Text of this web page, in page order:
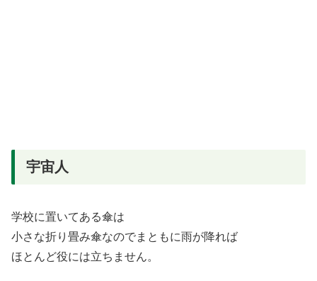
宇宙人
学校に置いてある傘は
小さな折り畳み傘なのでまともに雨が降れば
ほとんど役には立ちません。